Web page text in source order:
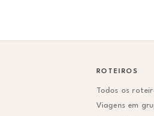
ROTEIROS
Todos os
Viagens em